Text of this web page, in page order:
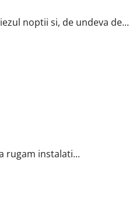
noptii si, de undeva de...
rugam instalati...